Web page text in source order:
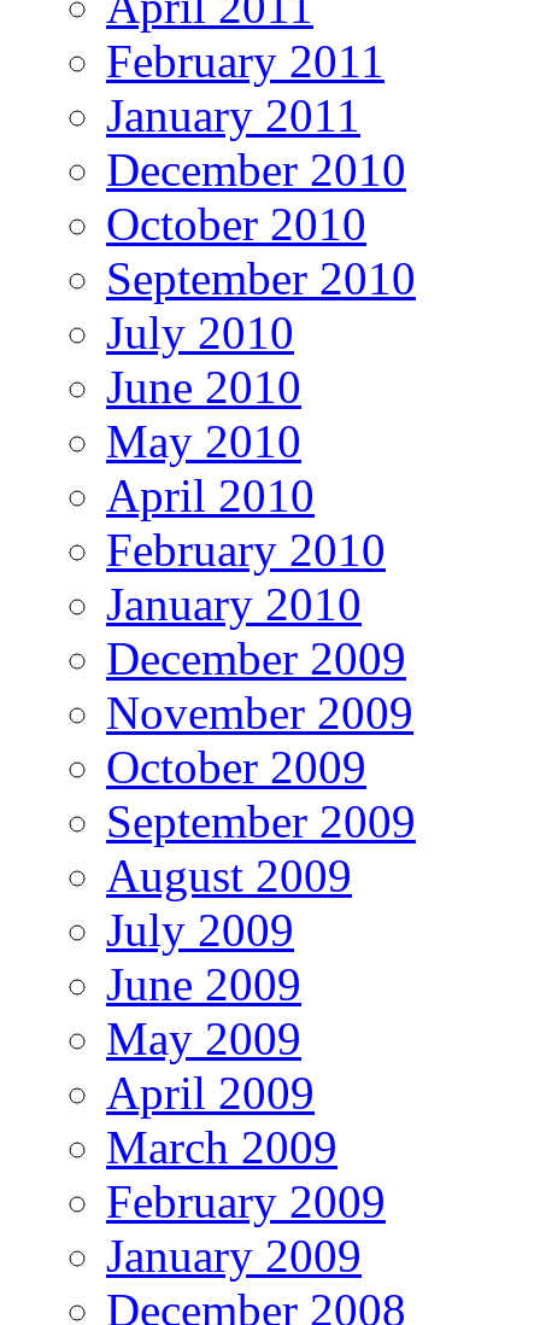
February 2011
January 2011
December 2010
October 2010
September 2010
July 2010
June 2010
May 2010
April 2010
February 2010
January 2010
December 2009
November 2009
October 2009
September 2009
August 2009
July 2009
June 2009
May 2009
April 2009
March 2009
February 2009
January 2009
December 2008